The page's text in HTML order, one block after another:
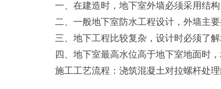
一、在建造时，地下室外墙必须采用结构
二、一般地下室防水工程设计，外墙主要
三、地下工程比较复杂，设计时必须了解
四、地下室最高水位高于地下室地面时，
施工工艺流程：浇筑混凝土对拉螺杆处理